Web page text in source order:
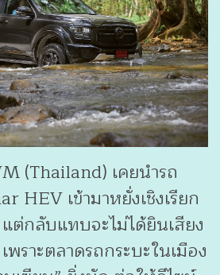
(Thailand) เคยนำรถ
HEV เข้ามาหยั่งเชิงเรียก
ต่กลับแทบจะไม่ได้ยินเสียง
ราะตลาดรถกระบะในเมือง